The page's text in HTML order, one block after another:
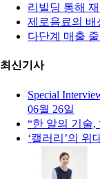
리빌딩 통해
제로음료의
다단계 매출
최신기사
Special
06월 26일
“한 알의 기술,
‘캘러리’의 위